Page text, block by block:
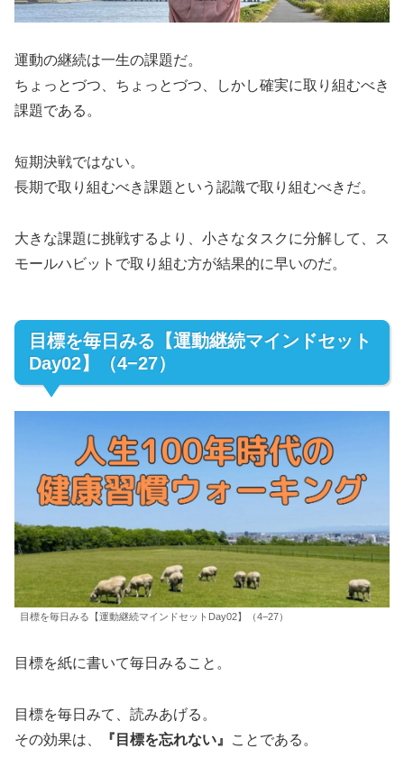
運動の継続は一生の課題だ。
ちょっとづつ、ちょっとづつ、しかし確実に取り組むべき
課題である。
短期決戦ではない。
長期で取り組むべき課題という認識で取り組むべきだ。
大きな課題に挑戦するより、小さなタスクに分解して、ス
モールハビットで取り組む方が結果的に早いのだ。
目標を毎日みる【運動継続マインドセット
Day02】（4−27）
目標を毎日みる【運動継続マインドセットDay02】（4−27）
目標を紙に書いて毎日みること。
目標を毎日みて、読みあげる。
その効果は、
『目標を忘れない』 ことである。